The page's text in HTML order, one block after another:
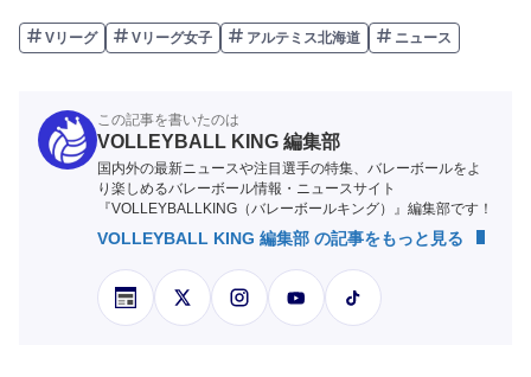
Vリーグ Vリーグ女子 アルテミス北海道 ニュース
この記事を書いたのは
VOLLEYBALL KING 編集部
国内外の最新ニュースや注目選手の特集、バレーボールをよ
り楽しめるバレーボール情報・ニュースサイト
『VOLLEYBALLKING（バレーボールキング）』編集部です！
VOLLEYBALL KING 編集部 の記事をもっと見る